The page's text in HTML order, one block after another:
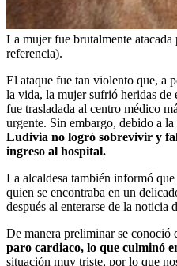
La mujer fue brutalmente
referencia).
El ataque fue tan violento que, a
la vida, la mujer sufrió heridas de
fue trasladada al centro médico
urgente. Sin embargo, debido a
Ludivia no logró sobrevivir y
ingreso al hospital.
La alcaldesa también informó
quien se encontraba en un
después al enterarse de la noticia
De manera preliminar se conoció
paro cardiaco, lo que culminó
situación muy triste, por lo que